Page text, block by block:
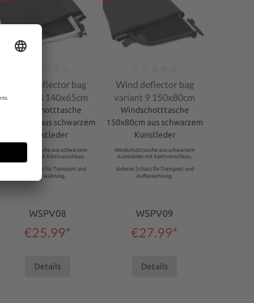
Average rating of 0 out of 5 stars
Wind deflector bag
variant 8 140x65cm
Windschotttasche
140x65cm aus schwarzem
Kunstleder
Windschotttasche aus schwarzem
Kunstleder mit Klettverschluss.
Sicherer Schutz für Transport und
Aufbewahrung.
WSPV08
€25.99*
Details
Average rating of 0 out of 5 stars
Wind deflector bag
variant 9 150x80cm
Windschotttasche
150x80cm aus schwarzem
Kunstleder
Windschotttasche aus schwarzem
Kunstleder mit Klettverschluss.
Sicherer Schutz für Transport und
Aufbewahrung.
WSPV09
€27.99*
Details